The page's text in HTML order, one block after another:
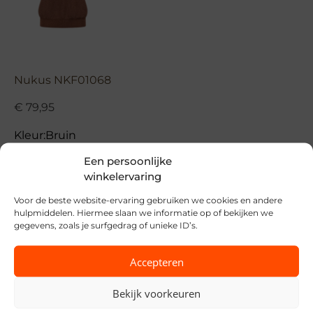
Een persoonlijke
winkelervaring
Voor de beste website-ervaring gebruiken we cookies en andere
hulpmiddelen. Hiermee slaan we informatie op of bekijken we
gegevens, zoals je surfgedrag of unieke ID’s.
Accepteren
Bekijk voorkeuren
Nukus NKF01068
€ 79,95
Kleur:Bruin
Maat: